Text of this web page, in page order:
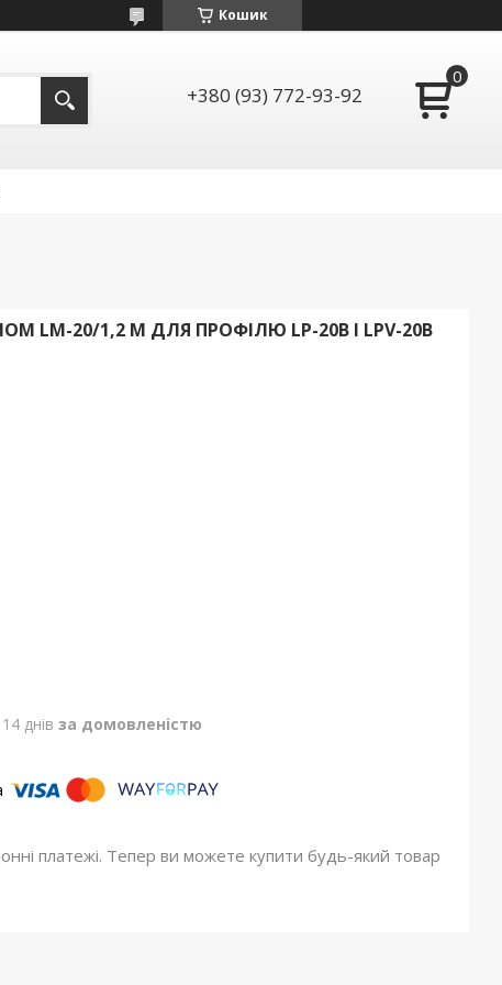
Кошик
+380 (93) 772-93-92
LM-20/1,2 М ДЛЯ ПРОФІЛЮ LP-20B І LPV-20B
днів за домовленістю
платежі. Тепер ви можете купити будь-який товар